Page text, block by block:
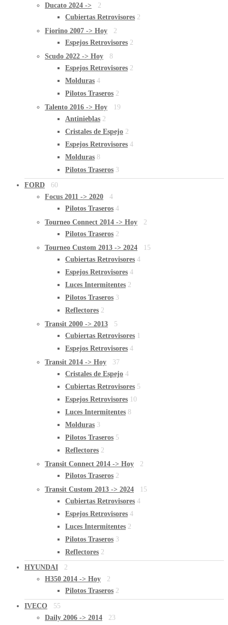
Ducato 2024 ->
2
Cubiertas Retrovisores 2
Fiorino 2007 -> Hoy
2
Espejos Retrovisores 2
Scudo 2022 -> Hoy
8
Espejos Retrovisores 2
Molduras 4
Pilotos Traseros 2
Talento 2016 -> Hoy
19
Antinieblas 2
Cristales de Espejo 2
Espejos Retrovisores 4
Molduras 8
Pilotos Traseros 3
FORD
60
Focus 2011 -> 2020
4
Pilotos Traseros 4
Tourneo Connect 2014 -> Hoy
2
Pilotos Traseros 2
Tourneo Custom 2013 -> 2024
15
Cubiertas Retrovisores 4
Espejos Retrovisores 4
Luces Intermitentes 2
Pilotos Traseros 3
Reflectores 2
Transit 2000 -> 2013
5
Cubiertas Retrovisores 1
Espejos Retrovisores 4
Transit 2014 -> Hoy
37
Cristales de Espejo 4
Cubiertas Retrovisores 5
Espejos Retrovisores 10
Luces Intermitentes 8
Molduras 3
Pilotos Traseros 5
Reflectores 2
Transit Connect 2014 -> Hoy
2
Pilotos Traseros 2
Transit Custom 2013 -> 2024
15
Cubiertas Retrovisores 4
Espejos Retrovisores 4
Luces Intermitentes 2
Pilotos Traseros 3
Reflectores 2
HYUNDAI
2
H350 2014 -> Hoy
2
Pilotos Traseros 2
IVECO
55
Daily 2006 -> 2014
23